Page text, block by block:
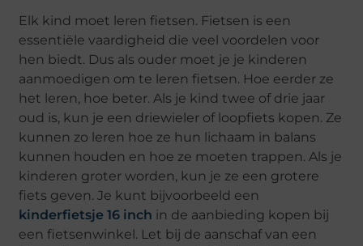
Elk kind moet leren fietsen. Fietsen is een
essentiële vaardigheid die veel voordelen voor
hen biedt. Dus als ouder moet je je kinderen
aanmoedigen om te leren fietsen. Hoe eerder ze
het leren, hoe beter. Als je kind twee of drie jaar
oud is, kun je een driewieler of loopfiets kopen. Ze
kunnen zo leren hoe ze hun lichaam in balans
kunnen houden en hoe ze moeten trappen. Als je
kinderen groter worden, kun je ze een grotere
fiets geven. Je kunt bijvoorbeeld een
kinderfietsje 16 inch in de aanbieding kopen bij
een fietsenwinkel. Let bij de aanschaf van een